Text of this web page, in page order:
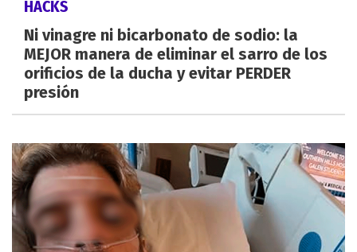
HACKS
Ni vinagre ni bicarbonato de sodio: la
MEJOR manera de eliminar el sarro de los
orificios de la ducha y evitar PERDER
presión